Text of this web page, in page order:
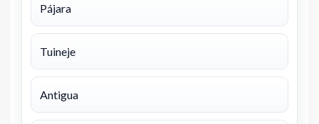
Pájara
Tuineje
Antigua